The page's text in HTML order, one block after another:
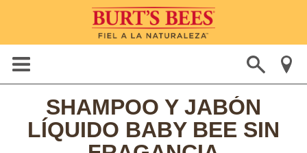
SHAMPOO Y JABÓN
LÍQUIDO BABY BEE SIN